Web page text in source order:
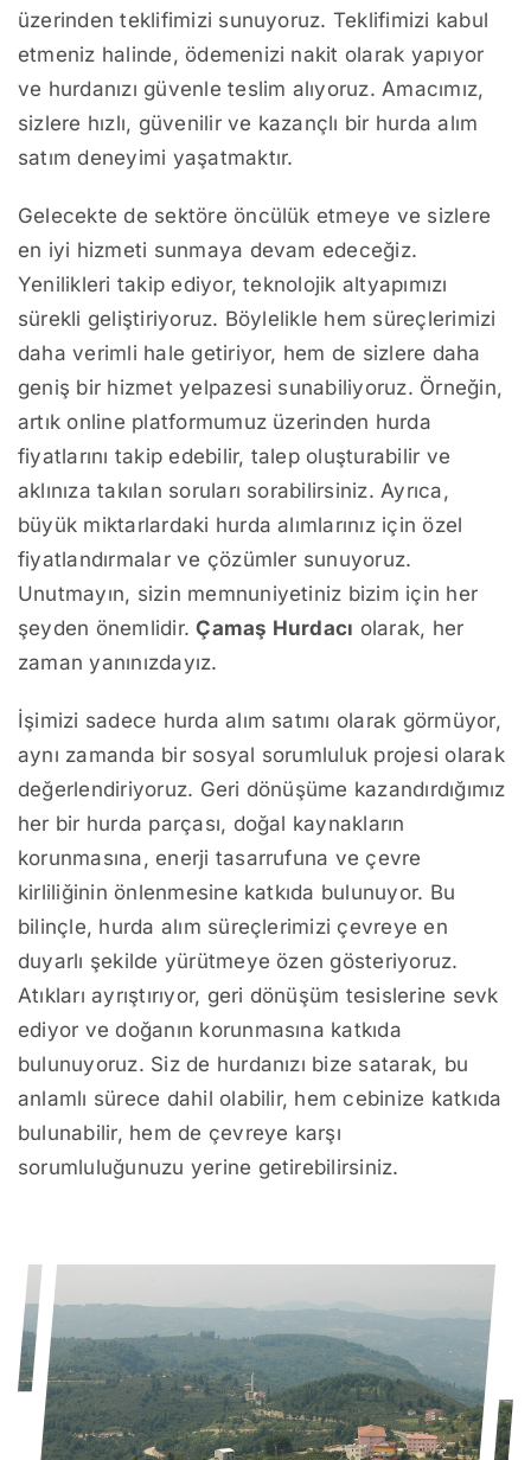
üzerinden teklifimizi sunuyoruz. Teklifimizi kabul
etmeniz halinde, ödemenizi nakit olarak yapıyor
ve hurdanızı güvenle teslim alıyoruz. Amacımız,
sizlere hızlı, güvenilir ve kazançlı bir hurda alım
satım deneyimi yaşatmaktır.
Gelecekte de sektöre öncülük etmeye ve sizlere
en iyi hizmeti sunmaya devam edeceğiz.
Yenilikleri takip ediyor, teknolojik altyapımızı
sürekli geliştiriyoruz. Böylelikle hem süreçlerimizi
daha verimli hale getiriyor, hem de sizlere daha
geniş bir hizmet yelpazesi sunabiliyoruz. Örneğin,
artık online platformumuz üzerinden hurda
fiyatlarını takip edebilir, talep oluşturabilir ve
aklınıza takılan soruları sorabilirsiniz. Ayrıca,
büyük miktarlardaki hurda alımlarınız için özel
fiyatlandırmalar ve çözümler sunuyoruz.
Unutmayın, sizin memnuniyetiniz bizim için her
şeyden önemlidir.Çamaş Hurdacı olarak, her
zaman yanınızdayız.
İşimizi sadece hurda alım satımı olarak görmüyor,
aynı zamanda bir sosyal sorumluluk projesi olarak
değerlendiriyoruz. Geri dönüşüme kazandırdığımız
her bir hurda parçası, doğal kaynakların
korunmasına, enerji tasarrufuna ve çevre
kirliliğinin önlenmesine katkıda bulunuyor. Bu
bilinçle, hurda alım süreçlerimizi çevreye en
duyarlı şekilde yürütmeye özen gösteriyoruz.
Atıkları ayrıştırıyor, geri dönüşüm tesislerine sevk
ediyor ve doğanın korunmasına katkıda
bulunuyoruz. Siz de hurdanızı bize satarak, bu
anlamlı sürece dahil olabilir, hem cebinize katkıda
bulunabilir, hem de çevreye karşı
sorumluluğunuzu yerine getirebilirsiniz.